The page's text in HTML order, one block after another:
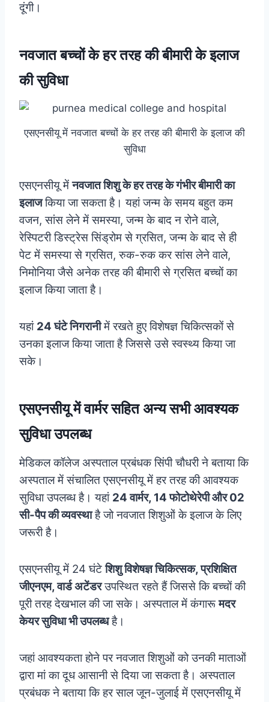
दूंगी।
नवजात बच्चों के हर तरह की बीमारी के इलाज
की सुविधा
एसएनसीयू में नवजात बच्चों के हर तरह की बीमारी के इलाज की
सुविधा
एसएनसीयू मेंनवजात शिशु के हर तरह के गंभीर बीमारी का
इलाजकिया जा सकता है। यहां जन्म के समय बहुत कम
वजन, सांस लेने में समस्या, जन्म के बाद न रोने वाले,
रेस्पिटरी डिस्ट्रेस सिंड्रोम से ग्रसित, जन्म के बाद से ही
पेट में समस्या से ग्रसित, रुक-रुक कर सांस लेने वाले,
निमोनिया जैसे अनेक तरह की बीमारी से ग्रसित बच्चों का
इलाज किया जाता है।
यहां 24 घंटे निगरानीमें रखते हुए विशेषज्ञ चिकित्सकों से
उनका इलाज किया जाता है जिससे उसे स्वस्थ्य किया जा
सके।
एसएनसीयू में वार्मर सहित अन्य सभी आवश्यक
सुविधा उपलब्ध
मेडिकल कॉलेज अस्पताल प्रबंधक सिंपी चौधरी ने बताया कि
अस्पताल में संचालित एसएनसीयू में हर तरह की आवश्यक
सुविधा उपलब्ध है। यहां 24 वार्मर, 14 फोटोथेरेपी और 02
सी-पैप की व्यवस्थाहै जो नवजात शिशुओं के इलाज के लिए
जरूरी है।
एसएनसीयू में 24 घंटेशिशु विशेषज्ञ चिकित्सक, प्रशिक्षित
जीएनएम, वार्ड अटेंडरउपस्थित रहते हैं जिससे कि बच्चों की
पूरी तरह देखभाल की जा सके। अस्पताल में कंगारूमदर
केयर सुविधा भी उपलब्धहै।
जहां आवश्यकता होने पर नवजात शिशुओं को उनकी माताओं
द्वारा मां का दूध आसानी से दिया जा सकता है। अस्पताल
प्रबंधक ने बताया कि हर साल जून-जुलाई में एसएनसीयू में